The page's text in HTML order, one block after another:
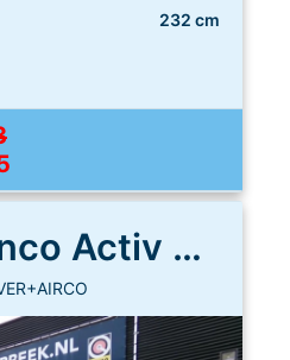
232 cm
Fendt Bianco Activ 465 SFH